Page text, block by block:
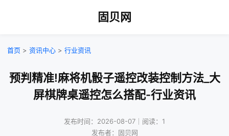
固贝网
首页 > 资讯中心 > 行业资讯
预判精准!麻将机骰子遥控改装控制方法_大
屏棋牌桌遥控怎么搭配-行业资讯
发布时间：2026-08-07｜阅读：1
发布者：固贝网